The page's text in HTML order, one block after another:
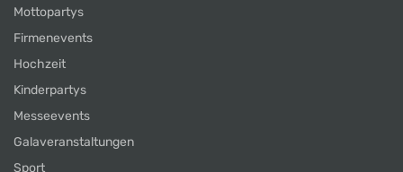
Mottopartys
Firmenevents
Hochzeit
Kinderpartys
Messeevents
Galaveranstaltungen
Sport